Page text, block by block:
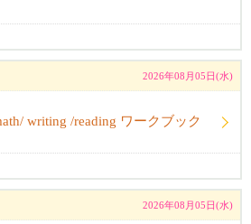
2026年08月05日(水)
writing /reading ワークブック
2026年08月05日(水)